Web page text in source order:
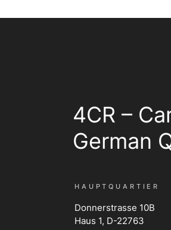
4CR –
German
HAUPTQUARTIER
Donnerstrasse 10B
Haus 1, D-22763